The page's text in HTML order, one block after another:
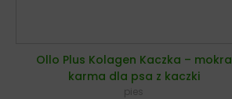
Ollo Plus Kolagen Kaczka – mokra
karma dla psa z kaczki
pies